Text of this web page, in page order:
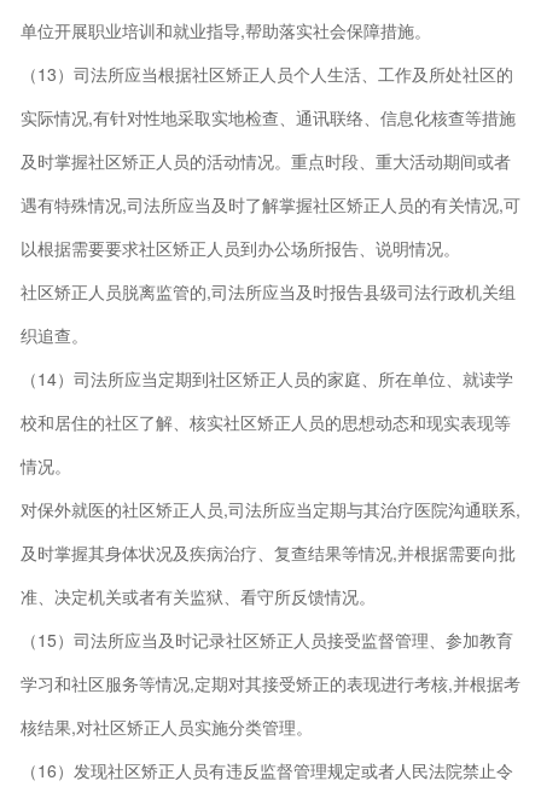
单位开展职业培训和就业指导,帮助落实社会保障措施。
（13）司法所应当根据社区矫正人员个人生活、工作及所处社区的
实际情况,有针对性地采取实地检查、通讯联络、信息化核查等措施
及时掌握社区矫正人员的活动情况。重点时段、重大活动期间或者
遇有特殊情况,司法所应当及时了解掌握社区矫正人员的有关情况,可
以根据需要要求社区矫正人员到办公场所报告、说明情况。
社区矫正人员脱离监管的,司法所应当及时报告县级司法行政机关组
织追查。
（14）司法所应当定期到社区矫正人员的家庭、所在单位、就读学
校和居住的社区了解、核实社区矫正人员的思想动态和现实表现等
情况。
对保外就医的社区矫正人员,司法所应当定期与其治疗医院沟通联系,
及时掌握其身体状况及疾病治疗、复查结果等情况,并根据需要向批
准、决定机关或者有关监狱、看守所反馈情况。
（15）司法所应当及时记录社区矫正人员接受监督管理、参加教育
学习和社区服务等情况,定期对其接受矫正的表现进行考核,并根据考
核结果,对社区矫正人员实施分类管理。
（16）发现社区矫正人员有违反监督管理规定或者人民法院禁止令